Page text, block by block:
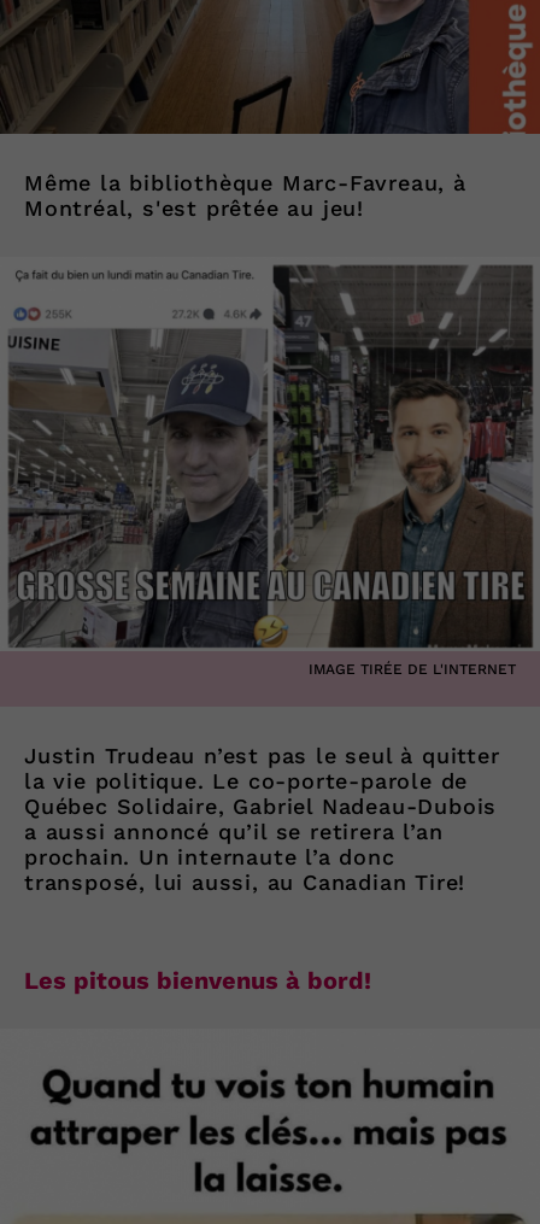
Même la bibliothèque Marc-Favreau, à
Montréal, s'est prêtée au jeu!
IMAGE TIRÉE DE L'INTERNET
Justin Trudeau n’est pas le seul à quitter
la vie politique. Le co-porte-parole de
Québec Solidaire, Gabriel Nadeau-Dubois
a aussi annoncé qu’il se retirera l’an
prochain. Un internaute l’a donc
transposé, lui aussi, au Canadian Tire!
Les pitous bienvenus à bord!